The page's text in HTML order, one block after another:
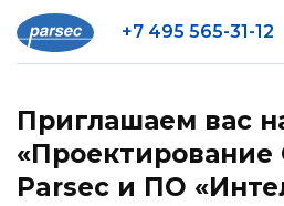
+7 495 565-31-12
Приглашаем вас
«Проектирование
Parsec и ПО